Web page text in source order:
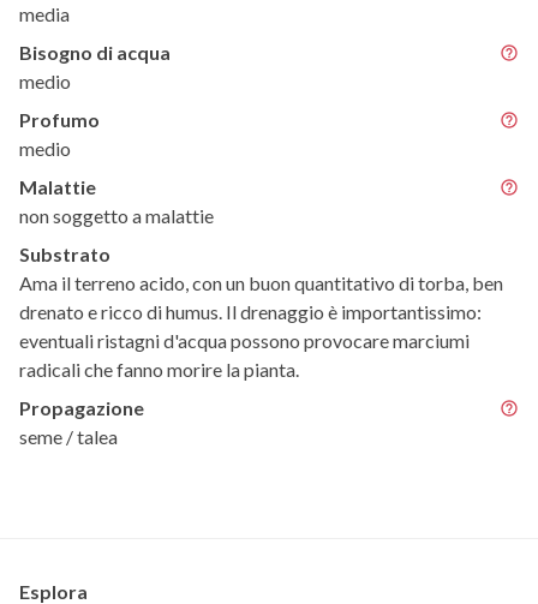
media
Bisogno di acqua
medio
Profumo
medio
Malattie
non soggetto a malattie
Substrato
Ama il terreno acido, con un buon quantitativo di torba, ben
drenato e ricco di humus. Il drenaggio è importantissimo:
eventuali ristagni d'acqua possono provocare marciumi
radicali che fanno morire la pianta.
Propagazione
seme / talea
Esplora